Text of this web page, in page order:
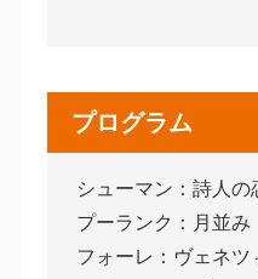
プログラム
シューマン：詩人の
プーランク：月並み
フォーレ：ヴェネツ